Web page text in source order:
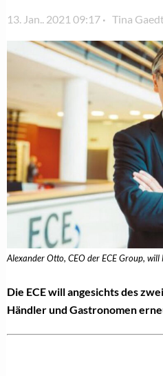
13. Jan.. 2021 09:17 Tina
Alexander Otto, CEO der ECE Group, will
Die ECE will angesichts des
Händler und Gastronomen